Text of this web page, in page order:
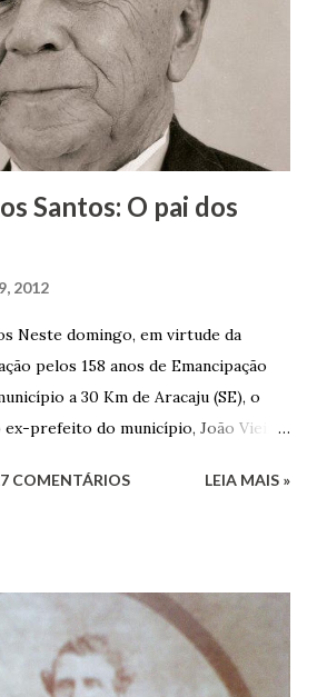
Santos: O pai dos
2012
Neste domingo, em virtude da
pelos 158 anos de Emancipação
a 30 Km de Aracaju (SE), o
prefeito do município, João Vieira
Barroso dos Santos, nasceu em
não pôde se dedicar aos
a colocar o trabalho em primeiro
renda familiar. No comércio foi
COMENTÁRIOS LEIA MAIS »